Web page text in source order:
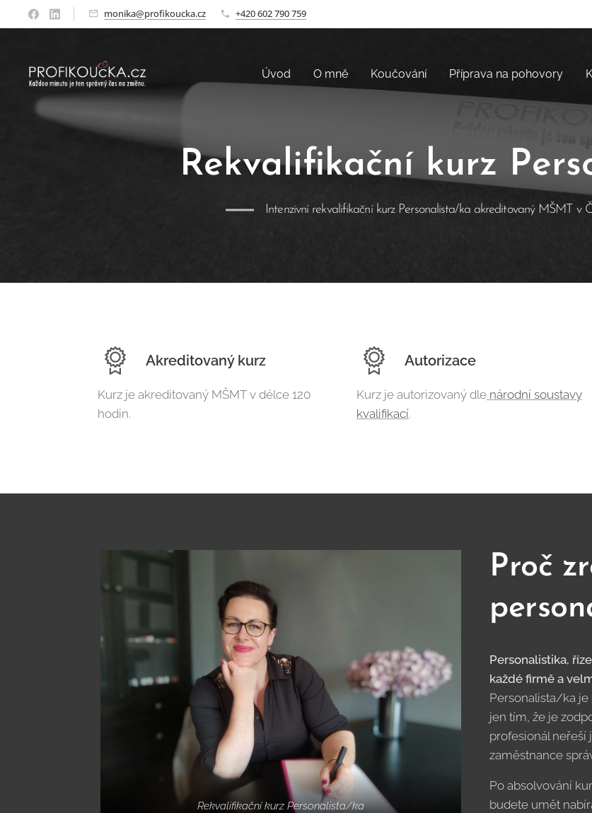
monika@profikoucka.cz +420 602 790 759
Úvod O mně Koučování Příprava na pohovory
Rekvalifikační kurz
Intenzivní rekvalifikační kurz Personalista/ka akreditovaný MŠMT v
Akreditovaný kurz
Kurz je akreditovaný MŠMT v délce 120
hodin.
Autorizace
Kurz je autorizovaný dlenárodní soustavy
kvalifikací.
Rekvalifikační kurz Personalista/ka
Proč
Personalistika,
každé firmě a
Personalista/ka
jen tím, že je
profesionál neřeší
zaměstnance
Po absolvování
budete umět